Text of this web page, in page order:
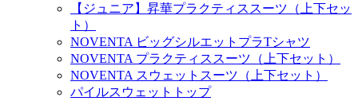
【ジュニア】昇華プラクティススーツ（上下セッ
ト）
NOVENTA ビッグシルエットプラTシャツ
NOVENTA プラクティススーツ（上下セット）
NOVENTA スウェットスーツ（上下セット）
パイルスウェットトップ